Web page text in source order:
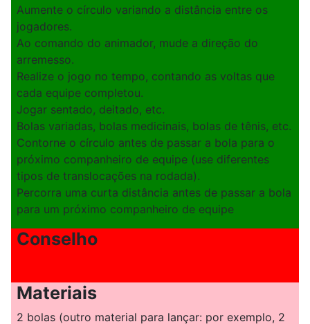
Aumente o círculo variando a distância entre os
jogadores.
Ao comando do animador, mude a direção do
arremesso.
Realize o jogo no tempo, contando as voltas que
cada equipe completou.
Jogar sentado, deitado, etc.
Bolas variadas, bolas medicinais, bolas de tênis, etc.
Contorne o círculo antes de passar a bola para o
próximo companheiro de equipe (use diferentes
tipos de translocações na rodada).
Percorra uma curta distância antes de passar a bola
para um próximo companheiro de equipe
Conselho
Materiais
2 bolas (outro material para lançar: por exemplo, 2